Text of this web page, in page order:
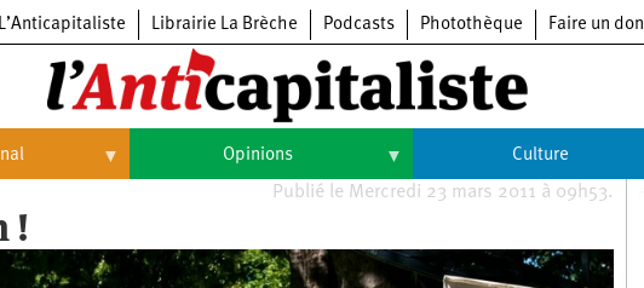
L’Anticapitaliste Librairie La Brèche Podcasts Photothèque Faire un don
Opinions
Histoire
Culture
Culture
Publié le Mercredi 23 mars 2011 à 09h53.
!